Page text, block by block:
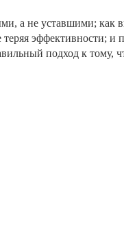
а не уставшими; как
теряя эффективности; и
подход к тому,